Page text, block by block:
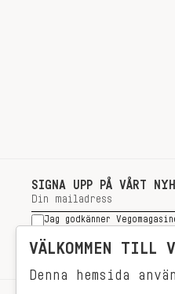
SIGNA UPP PÅ VÅRT
Jag godkänner
SIGNA UPP
VÄLKOMMEN TILL
Denna hemsida